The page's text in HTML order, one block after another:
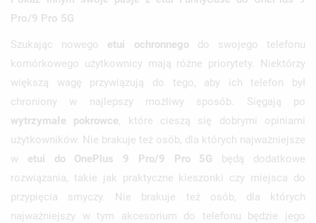
Pro/9 Pro 5G
Szukając nowego etui ochronnegodo swojego telefonu
komórkowego użytkownicy mają różne priorytety. Niektórzy
większą wagę przywiązują do tego, aby ich telefon był
chroniony w najlepszy możliwy sposób. Sięgają po
wytrzymałe pokrowce, które cieszą się dobrymi opiniami
użytkowników. Nie brakuje też osób, dla których najważniejsze
w etui do OnePlus 9 Pro/9 Pro 5G będą dodatkowe
rozwiązania, takie jak praktyczne kieszonki czy miejsca do
przypięcia smyczy. Nie brakuje też osób, dla których
najważniejszy w tym akcesorium do telefonu będzie jego